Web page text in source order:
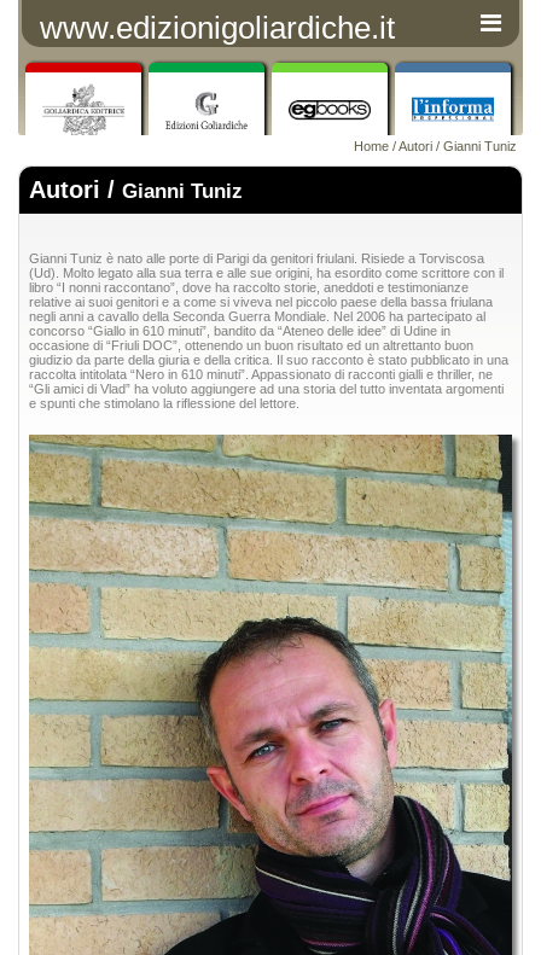
www.edizionigoliardiche.it
Home /Autori / Gianni Tuniz
Autori / Gianni Tuniz
Gianni Tuniz è nato alle porte di Parigi da genitori friulani. Risiede a Torviscosa
(Ud). Molto legato alla sua terra e alle sue origini, ha esordito come scrittore con il
libro “I nonni raccontano”, dove ha raccolto storie, aneddoti e testimonianze
relative ai suoi genitori e a come si viveva nel piccolo paese della bassa friulana
negli anni a cavallo della Seconda Guerra Mondiale. Nel 2006 ha partecipato al
concorso “Giallo in 610 minuti”, bandito da “Ateneo delle idee” di Udine in
occasione di “Friuli DOC”, ottenendo un buon risultato ed un altrettanto buon
giudizio da parte della giuria e della critica. Il suo racconto è stato pubblicato in una
raccolta intitolata “Nero in 610 minuti”. Appassionato di racconti gialli e thriller, ne
“Gli amici di Vlad” ha voluto aggiungere ad una storia del tutto inventata argomenti
e spunti che stimolano la riflessione del lettore.